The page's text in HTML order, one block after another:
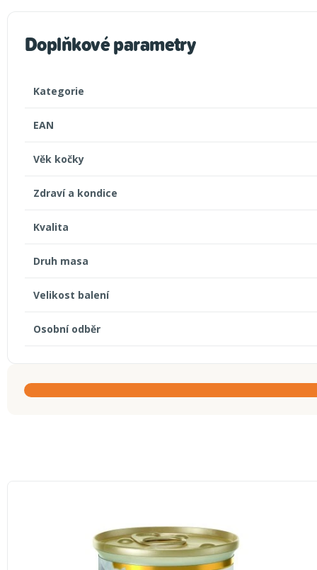
Doplňkové parametry
Kategorie
EAN
Věk kočky
Zdraví a kondice
Kvalita
Druh masa
Velikost balení
Osobní odběr